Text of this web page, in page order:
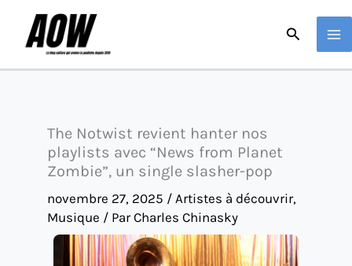
The Notwist revient hanter nos
playlists avec “News from Planet
Zombie”, un single slasher-pop
novembre 27, 2025 / Artistes à découvrir,
Musique / ParCharles Chinasky